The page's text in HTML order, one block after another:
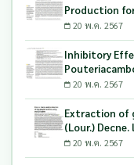
Production
Utilizing
Biopolymer
20 พ.ค. 2567
Inhibitory
Glucosidase
20 พ.ค. 2567
Extraction of
(Lour.)
extract using
20 พ.ค. 2567